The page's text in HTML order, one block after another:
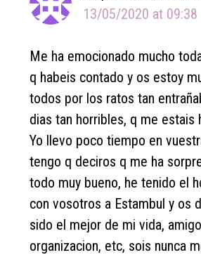
13/05/2020 at 09:38
Me ha emocionado mucho
q habeis contado y os estoy
todos por los ratos tan
dias tan horribles, q me estais
Yo llevo poco tiempo en
tengo q deciros q me ha
todo muy bueno, he tenido el
con vosotros a Estambul y os
sido el mejor de mi vida,
organizacion, etc, sois nunca